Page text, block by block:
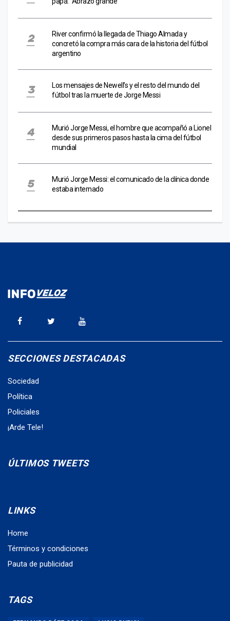
River confirmó la llegada de Thiago Almada y
concretó la compra más cara de la historia del fútbol
argentino
Los mensajes de Newell’s y el resto del mundo del
fútbol tras la muerte de Jorge Messi
Murió Jorge Messi, el hombre que acompañó a Lionel
desde sus primeros pasos hasta la cima del fútbol
mundial
Murió Jorge Messi: el comunicado de la clínica donde
estaba internado
SECCIONES DESTACADAS
Sociedad
Política
Policiales
¡Arde Tele!
ÚLTIMOS TWEETS
LINKS
Home
Términos y condiciones
Pauta de publicidad
TAGS